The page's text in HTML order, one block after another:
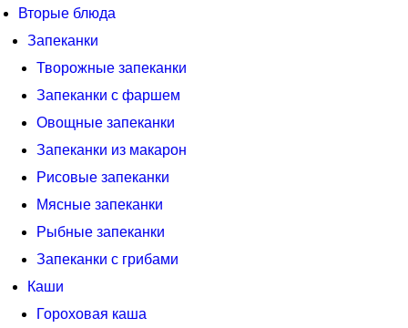
Вторые блюда
Запеканки
Творожные запеканки
Запеканки с фаршем
Овощные запеканки
Запеканки из макарон
Рисовые запеканки
Мясные запеканки
Рыбные запеканки
Запеканки с грибами
Каши
Гороховая каша